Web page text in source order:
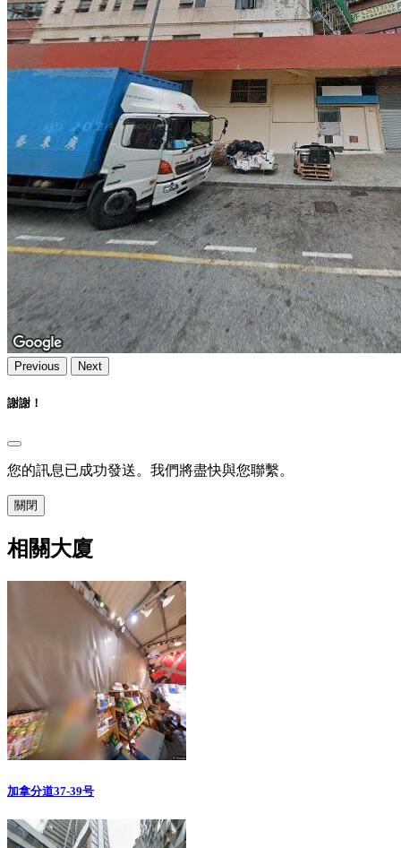
Previous Next
謝謝！
您的訊息已成功發送。我們將盡快與您聯繫。
關閉
相關大廈
加拿分道37-39号